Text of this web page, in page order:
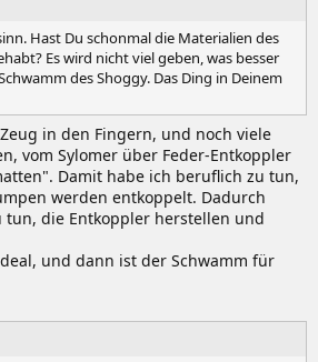
Hast Du schonmal die Materialien des
Es wird nicht viel geben, was besser
des Shoggy. Das Ding in Deinem
in den Fingern, und noch viele
vom Sylomer über Feder-Entkoppler
Damit habe ich beruflich zu tun,
werden entkoppelt. Dadurch
tun, die Entkoppler herstellen und
und dann ist der Schwamm für